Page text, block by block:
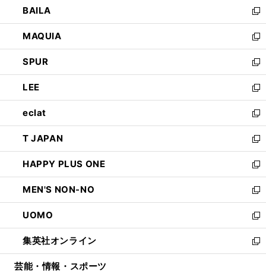
く
ィ
ン
ド
ウ
で
開
く
い
ウ
ィ
ン
ド
ウ
で
開
く
BAILA
新
し
い
ウ
ィ
ン
ド
ウ
で
開
く
MAQUIA
新
し
い
ウ
ィ
ン
ド
ウ
で
開
く
SPUR
新
し
い
ウ
ィ
ン
ド
ウ
で
開
く
LEE
新
し
い
ウ
ィ
ン
ド
ウ
で
開
く
eclat
新
し
い
ウ
ィ
ン
ド
ウ
で
開
く
T JAPAN
新
し
い
ウ
ィ
ン
ド
ウ
で
開
HAPPY PLUS ONE
新
し
い
ウ
ィ
ン
ド
ウ
MEN'S NON-NO
新
し
い
ウ
ィ
ン
UOMO
新
し
い
ウ
集英社オンライン
新
し
芸能・情報・スポーツ